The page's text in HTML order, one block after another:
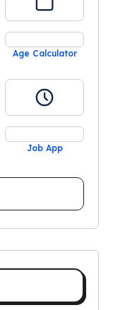
Age Calculator
Job App